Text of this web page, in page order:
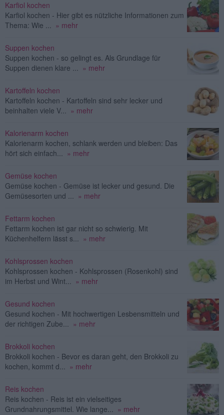
Karfiol kochen
Karfiol kochen - Hier gibt es nützliche Informationen zum
Thema: Wie ... » mehr
Suppen kochen
Suppen kochen - so gelingt es. Als Grundlage für
Suppen dienen klare ... » mehr
Kartoffeln kochen
Kartoffeln kochen - Kartoffeln sind sehr lecker und
beinhalten viele V... » mehr
Kalorienarm kochen
Kalorienarm kochen, schlank werden und bleiben: Das
hört sich einfach... » mehr
Gemüse kochen
Gemüse kochen - Gemüse ist lecker und gesund. Die
Gemüsesorten und ... » mehr
Fettarm kochen
Fettarm kochen ist gar nicht so schwierig. Mit
Küchenhelfern lässt s... » mehr
Kohlsprossen kochen
Kohlsprossen kochen - Kohlsprossen (Rosenkohl) sind
im Herbst und Wint... » mehr
Gesund kochen
Gesund kochen - Mit hochwertigen Lesbensmitteln und
der richtigen Zube... » mehr
Brokkoli kochen
Brokkoli kochen - Bevor es daran geht, den Brokkoli zu
kochen, kommt d... » mehr
Reis kochen
Reis kochen - Reis ist ein vielseitiges
Grundnahrungsmittel. Wie lange... » mehr